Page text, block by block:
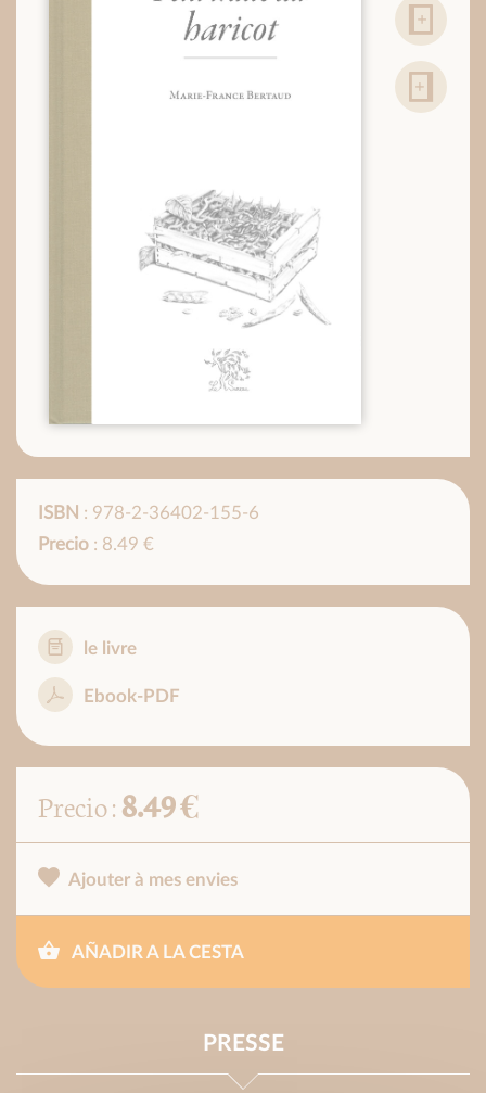
ISBN : 978-2-36402-155-6
Precio : 8.49 €
le livre
Ebook-PDF
Precio :8.49 €
Ajouter à mes envies
AÑADIR A LA CESTA
PRESSE